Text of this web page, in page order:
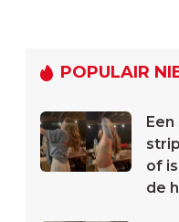
POPULAIR
of
de